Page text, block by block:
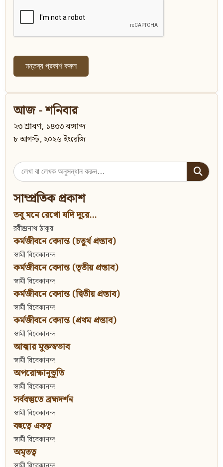
আজ - শনিবার
২৩ শ্রাবণ, ১৪৩৩ বঙ্গাব্দ
৮ আগস্ট, ২০২৬ ইংরেজি
Search
for:
সাম্প্রতিক প্রকাশ
তবু মনে রেখো যদি দূরে...
রবীন্দ্রনাথ ঠাকুর
কর্মজীবনে বেদান্ত (চতুর্থ প্রস্তাব)
স্বামী বিবেকানন্দ
কর্মজীবনে বেদান্ত (তৃতীয় প্রস্তাব)
স্বামী বিবেকানন্দ
কর্মজীবনে বেদান্ত (দ্বিতীয় প্রস্তাব)
স্বামী বিবেকানন্দ
কর্মজীবনে বেদান্ত (প্রথম প্রস্তাব)
স্বামী বিবেকানন্দ
আত্মার মুক্তস্বভাব
স্বামী বিবেকানন্দ
অপরোক্ষানুভূতি
স্বামী বিবেকানন্দ
সর্ববস্তুতে ব্রহ্মদর্শন
স্বামী বিবেকানন্দ
বহুত্বে একত্ব
স্বামী বিবেকানন্দ
অমৃতত্ব